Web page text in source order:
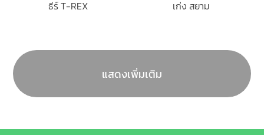
ธีร์ T-REX เก่ง สยาม
แสดงเพิ่มเติม